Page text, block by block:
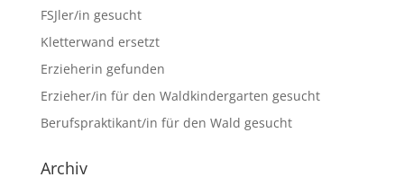
FSJler/in gesucht
Kletterwand ersetzt
Erzieherin gefunden
Erzieher/in für den Waldkindergarten gesucht
Berufspraktikant/in für den Wald gesucht
Archiv